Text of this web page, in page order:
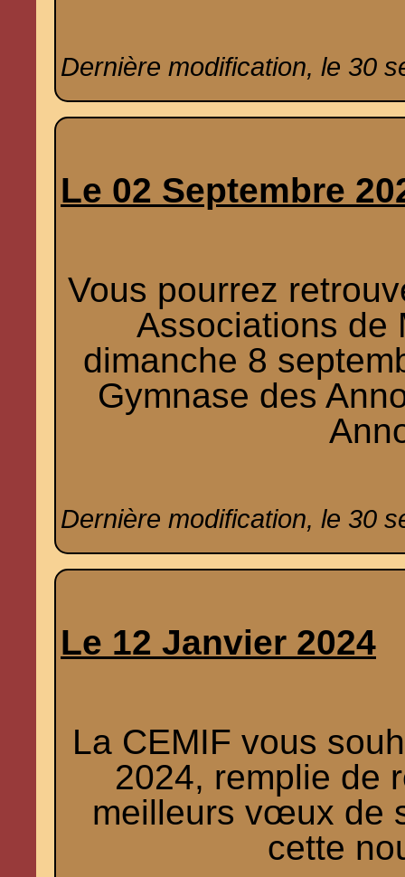
Dernière modification, le 30
Le 02 Septembre
Vous pourrez
Associations de
dimanche 8
Gymnase des
Dernière modification, le 30
Le 12 Janvier 2024
La CEMIF vous
2024, remplie de
meilleurs vœux de
cette